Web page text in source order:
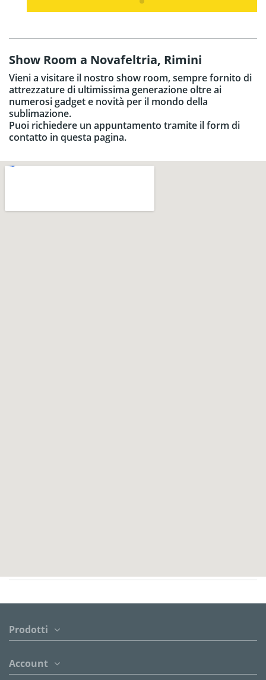
Show Room a Novafeltria, Rimini
Vieni a visitare il nostro show room, sempre fornito di
attrezzature di ultimissima generazione oltre ai
numerosi gadget e novità per il mondo della
sublimazione.
Puoi richiedere un appuntamento tramite il form di
contatto in questa pagina.
Prodotti
Account